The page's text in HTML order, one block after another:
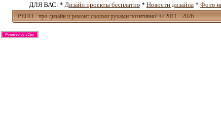
ДЛЯ ВАС: * Дизайн проекты бесплатно * Новости дизайна * Фото
РЕПО - про дизайн и ремонт своими рукамипозитивно! © 2011 - 2026